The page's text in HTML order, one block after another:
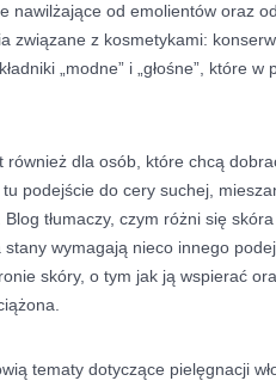
nawilżające od emolientów oraz
związane z kosmetykami:
„modne” i „głośne”, które
również dla osób, które chcą
podejście do cery suchej,
tłumaczy, czym różni się
wymagają nieco innego
skóry, o tym jak ją wspierać
tematy dotyczące pielęgnacji